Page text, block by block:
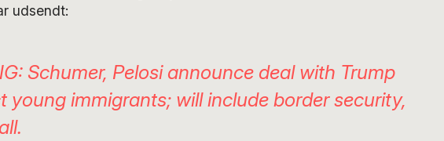
udsendt:
Schumer, Pelosi announce deal with Trump
young immigrants; will include border security,